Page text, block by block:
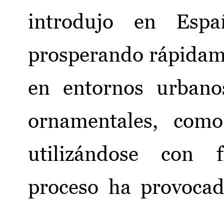
introdujo en
prosperando
en entornos
ornamentales,
utilizándose con
proceso ha